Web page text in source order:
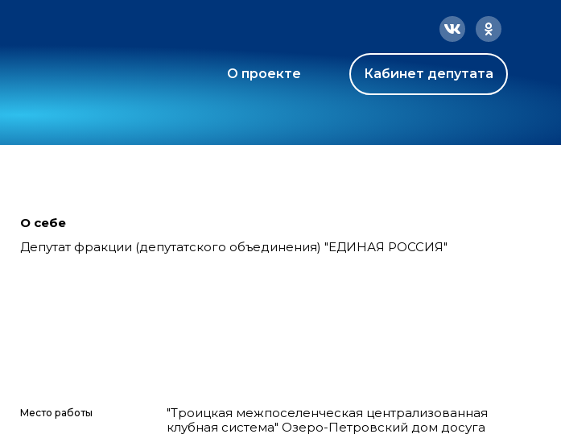
О проекте Кабинет депутата
О себе
Депутат фракции (депутатского объединения) "ЕДИНАЯ РОССИЯ"
Место работы
"Троицкая межпоселенческая централизованная
клубная система" Озеро-Петровский дом досуга